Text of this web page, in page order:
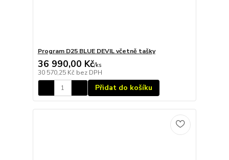
Program D25 BLUE DEVIL včetně tašky
36 990,00 Kč/ks
30 570,25 Kč bez DPH
Přidat do košíku